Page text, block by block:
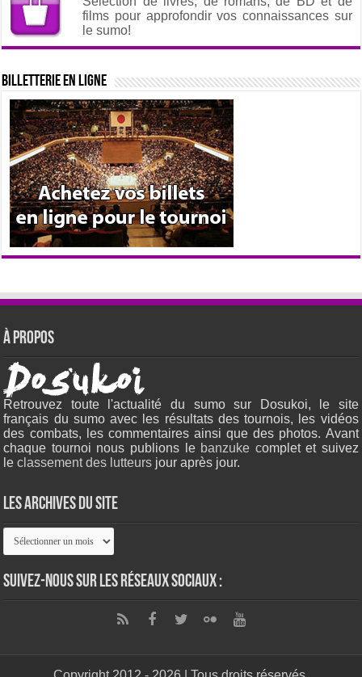
films pour approfondir vos connaissances sur
le sumo!
Billetterie en ligne
À propos
Retrouvez toute l'actualité du sumo sur Dosukoi, le site
français du sumo avec les résultats des tournois, les vidéos
des combats, les commentaires ainsi que des photos. Avant
chaque tournoi nous publions le banzuke complet et suivez
leclassement des lutteurs jour après jour.
Les archives du site
Les
archives
site
Suivez-nous sur les réseaux sociaux :